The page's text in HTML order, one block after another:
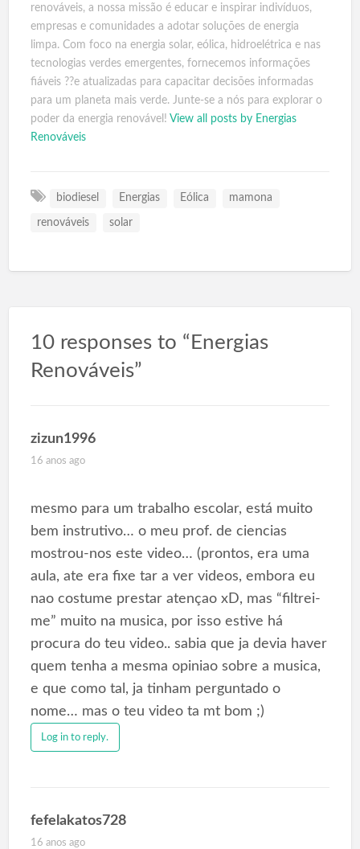
renováveis, a nossa missão é educar e inspirar indivíduos,
empresas e comunidades a adotar soluções de energia
limpa. Com foco na energia solar, eólica, hidroelétrica e nas
tecnologias verdes emergentes, fornecemos informações
fiáveis ??e atualizadas para capacitar decisões informadas
para um planeta mais verde. Junte-se a nós para explorar o
poder da energia renovável! View all posts by Energias
Renováveis
biodiesel Energias Eólica mamona
renováveis solar
10 responses to “Energias
Renováveis”
zizun1996
16 anos ago
mesmo para um trabalho escolar, está muito
bem instrutivo… o meu prof. de ciencias
mostrou-nos este video… (prontos, era uma
aula, ate era fixe tar a ver videos, embora eu
nao costume prestar atençao xD, mas “filtrei-
me” muito na musica, por isso estive há
procura do teu video.. sabia que ja devia haver
quem tenha a mesma opiniao sobre a musica,
e que como tal, ja tinham perguntado o
nome… mas o teu video ta mt bom ;)
Log in to reply.
fefelakatos728
16 anos ago